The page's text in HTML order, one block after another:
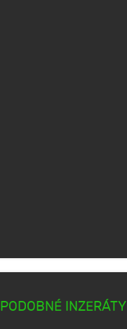
PODOBNÉ INZERÁTY